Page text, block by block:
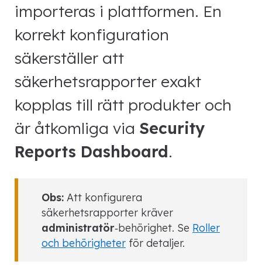
importeras i plattformen. En
korrekt konfiguration
säkerställer att
säkerhetsrapporter exakt
kopplas till rätt produkter och
är åtkomliga via Security
Reports Dashboard.
Obs: Att konfigurera
säkerhetsrapporter kräver
administratör‑behörighet. Se Roller
och behörigheter för detaljer.